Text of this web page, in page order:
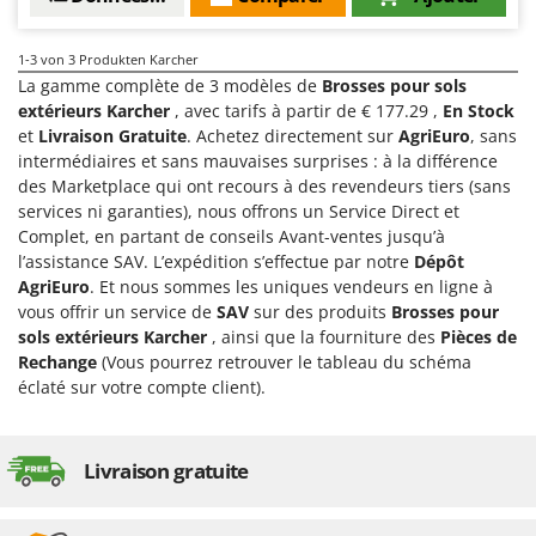
Groupes électrogènes
Gyrobroyeurs à lame pour tracteur
H
Haches - Cognées et Hachettes
Hachoirs à viande
Herses à Dents
Herses Rotatives
L
Lames à neige
Lames niveleuses pour tracteur
Lave-vitres
Lieuses électriques pour vignes
M
Machines à pâtes
E
EcoFlow
Edilmark
Effeuno
Einhell
Elegen
Energy Gruppi
Enotecnica Pillan
Eschenfelder
EuroMech
Eurosystems
Fama Industrie
1-3 von 3 Produkten Karcher
La gamme complète de 3 modèles de Brosses pour sols
extérieurs Karcher , avec tarifs à partir de € 177.29 , En Stock
et Livraison Gratuite. Achetez directement sur AgriEuro, sans
intermédiaires et sans mauvaises surprises : à la différence
des Marketplace qui ont recours à des revendeurs tiers (sans
services ni garanties), nous offrons un Service Direct et
Complet, en partant de conseils Avant-ventes jusqu’à
l’assistance SAV. L’expédition s’effectue par notre Dépôt
AgriEuro. Et nous sommes les uniques vendeurs en ligne à
vous offrir un service de SAV sur des produits Brosses pour
sols extérieurs Karcher , ainsi que la fourniture des Pièces de
Rechange (Vous pourrez retrouver le tableau du schéma
éclaté sur votre compte client).
Livraison gratuite